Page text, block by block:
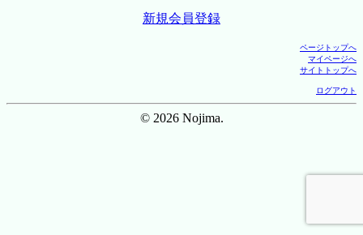
新規会員登録
ページトップへ
マイページへ
サイトトップへ
ログアウト
© 2026 Nojima.